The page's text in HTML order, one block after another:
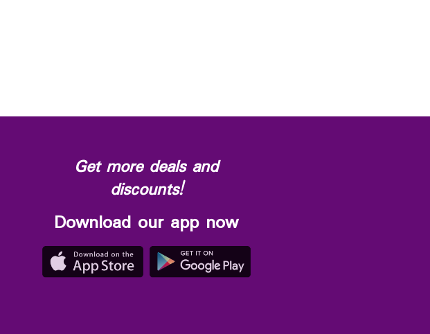
Get more deals and
discounts!
Download our app now